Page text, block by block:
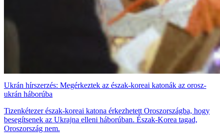
Ukrán hírszerzés: Megérkeztek az észak-koreai katonák az orosz-
ukrán háborúba
Tizenkétezer észak-koreai katona érkezhetett Oroszországba, hogy
besegítsenek az Ukrajna elleni háborúban. Észak-Korea tagad,
Oroszország nem.